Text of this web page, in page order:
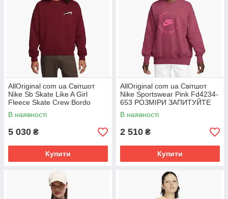
AllOriginal com ua Світшот
Nike Sb Skate Like A Girl
Fleece Skate Crew Bordo
DQ7306-638 РОЗМІРИ
ЗАПИТУЙТЕ
В наявності
5 030 ₴
Купити
AllOriginal com ua Світшот
Nike Sportswear Pink Fd4234-
653 РОЗМІРИ ЗАПИТУЙТЕ
В наявності
2 510 ₴
Купити